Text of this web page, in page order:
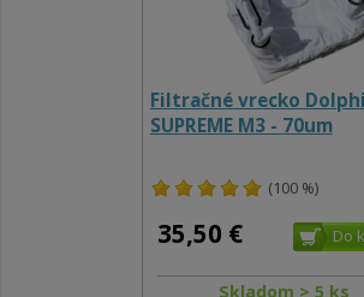
Filtračné vrecko
SUPREME M3 - 70um
(100 %)
35,50 €
Skladom > 5 ks